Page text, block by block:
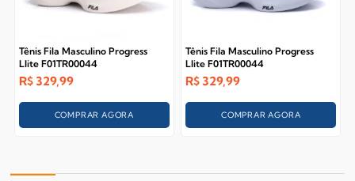
Tênis Fila Masculino Progress
Llite F01TR00044
R$ 329,99
COMPRAR AGORA
Tênis Fila Masculino Progress
Llite F01TR00044
R$ 329,99
COMPRAR AGORA